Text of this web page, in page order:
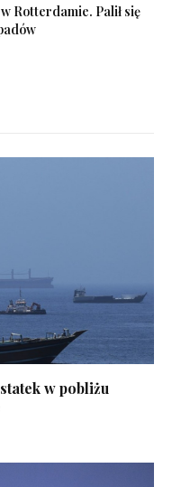
Rotterdamie. Palił się
w pobliżu